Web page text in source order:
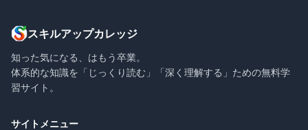
スキルアップカレッジ
知った気になる、はもう卒業。
体系的な知識を「じっくり読む」「深く理解する」ための無料学
習サイト。
サイトメニュー